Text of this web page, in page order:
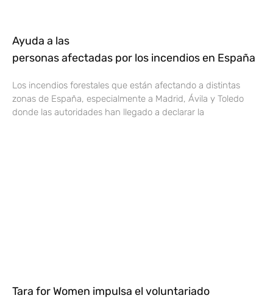
Ayuda a las
personas afectadas por los incendios en España
Los incendios forestales que están afectando a distintas
zonas de España, especialmente a Madrid, Ávila y Toledo
donde las autoridades han llegado a declarar la
Tara for Women impulsa el voluntariado